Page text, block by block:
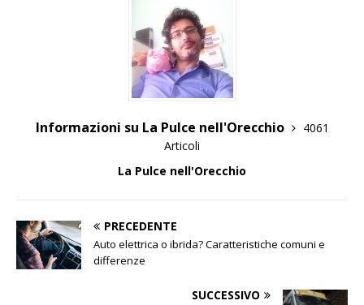
Informazioni su La Pulce nell'Orecchio
4061
Articoli
La Pulce nell'Orecchio
PRECEDENTE
Auto elettrica o ibrida? Caratteristiche comuni e
differenze
SUCCESSIVO